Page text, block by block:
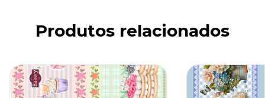
Produtos relacionados